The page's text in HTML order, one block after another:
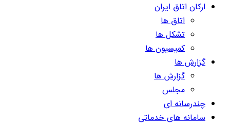
ارکان اتاق ایران
اتاق ها
تشکل ها
کمیسیون ها
گزارش ها
گزارش ها
مجلس
چندرسانه ای
سامانه های خدماتی